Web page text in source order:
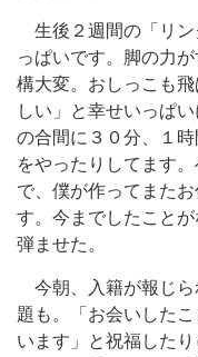
生後２週間の「リン
っぱいです。脚の力
構大変。おしっこも
しい」と幸せいっぱ
の合間に３０分、１
をやったりしてます
で、僕が作ってまた
す。今までしたこと
弾ませた。
今朝、入籍が報じら
題も。「お会いした
います」と祝福した